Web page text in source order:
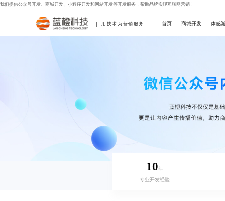
我们提供公众号开发、 商城开发、 小程序开发和 网站开发等开发服务，帮助品牌实现互联网营销！
用技术为营销服务 首页 商城开发 体感
10年
专业开发经验